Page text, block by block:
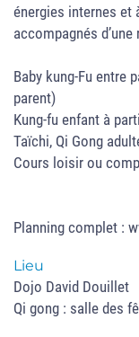
énergies internes et
accompagnés
Baby kung-Fu entre
parent)
Kung-fu enfant à
Taïchi, Qi Gong
Cours loisir ou
Planning complet :
Lieu
Dojo David Douillet
Qi gong : salle des